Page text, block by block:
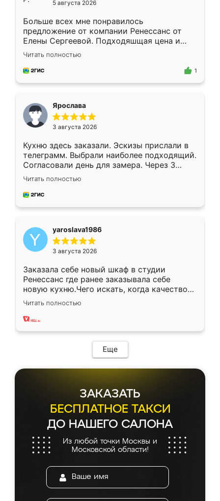
5 августа 2026
Больше всех мне понравилось
предложение от компании Ренессанс от
Елены Сергеевой. Подходяшщая цена и
короткие сроки изготовления. Приехавший
для замера сотрудник Владислав
предложил по моему эскизу самый
Читать полностью
1
Ярослава
3 августа 2026
Кухню здесь заказали. Эскизы прислали в
телеграмм. Выбрали наиболее подходящий.
Согласовали день для замера. Через 3
недели кухня была уже готова. Остались
довольны работой. Спасибо Ренессанс
мебель за качественную работу!
Читать полностью
yaroslava1986
3 августа 2026
Заказала себе новый шкаф в студии
Ренессанс где ранее заказывала себе
новую кухню.Чего искать, когда качеством
вполне довольна. Служит кухня уже почти
два года, нареканий нет.
Читать полностью
Еще
ЗАКАЗАТЬ
БЕСПЛАТНОЕ ТАКСИ
ДО НАШЕГО САЛОНА
Из любой точки Москвы и
Московской области!